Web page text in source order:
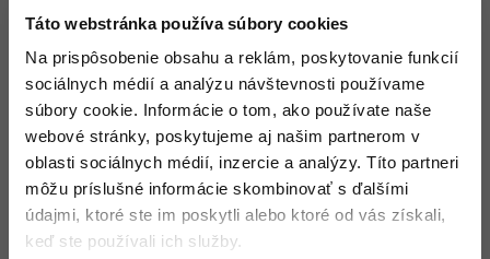
Táto webstránka používa súbory cookies
Na prispôsobenie obsahu a reklám, poskytovanie funkcií
sociálnych médií a analýzu návštevnosti používame
súbory cookie. Informácie o tom, ako používate naše
webové stránky, poskytujeme aj našim partnerom v
oblasti sociálnych médií, inzercie a analýzy. Títo partneri
môžu príslušné informácie skombinovať s ďalšími
údajmi, ktoré ste im poskytli alebo ktoré od vás získali,
keď ste používali ich služby.
Metódy 3D grafiky (1. časť, úvod)
ZADARMO Nehodnotené